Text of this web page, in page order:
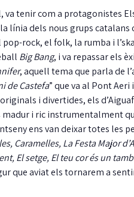
tenir com a protagonistes
línia dels nous grups
rock, el folk, la rumba i
Big Bang, i va repassar els
, aquell tema que parla de
de Castefa” que va al Pont Aeri
i divertides, els
i ric instrumentalment
ens van deixar totes les
Caramelles, La Festa Major
El setge, El teu cor és un
que aviat els tornarem a
Carrión
Junts ha
més